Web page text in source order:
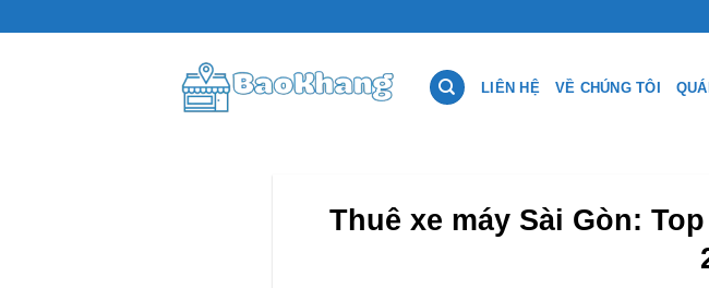
LIÊN HỆ VỀ CHÚNG TÔI
Thuê xe máy Sài Gòn: